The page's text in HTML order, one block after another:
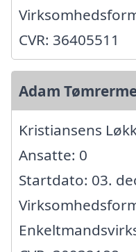
CVR: 36405511
Adam
Kristiansens
Ansatte: 0
Startdato: 03.